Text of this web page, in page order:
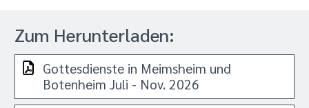
Zum Herunterladen:
Gottesdienste in Meimsheim und
Botenheim Juli - Nov. 2026